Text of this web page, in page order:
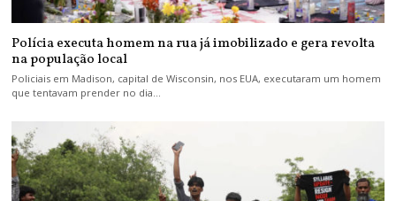
Polícia executa homem na rua já imobilizado e gera revolta
na população local
Policiais em Madison, capital de Wisconsin, nos EUA, executaram um homem
que tentavam prender no dia…